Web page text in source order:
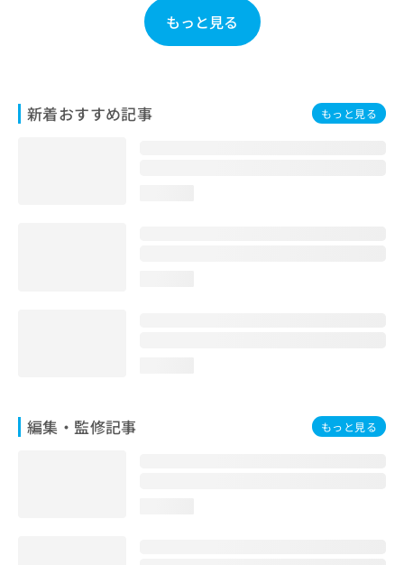
もっと見る
新着おすすめ記事 もっと見る
編集・監修記事 もっと見る
せ
は